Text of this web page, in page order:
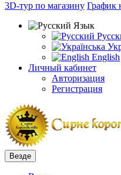
3D-тур по магазину График
Язык
English
Личный кабинет
Авторизация
Регистрация
Везде